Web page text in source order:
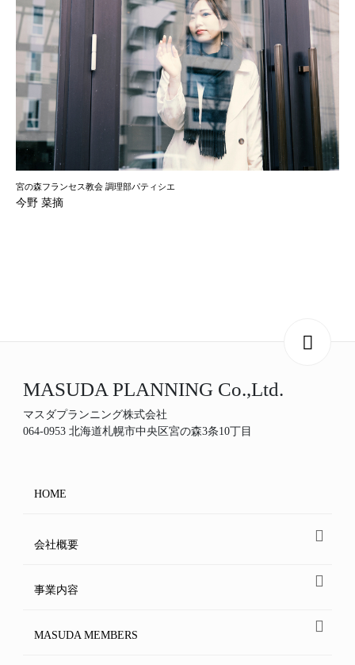
宮の森フランセス教会 調理部パティシエ
今野 菜摘
MASUDA PLANNING Co.,Ltd.
マスダプランニング株式会社
064-0953 北海道札幌市中央区宮の森3条10丁目
HOME
会社概要
事業内容
MASUDA MEMBERS